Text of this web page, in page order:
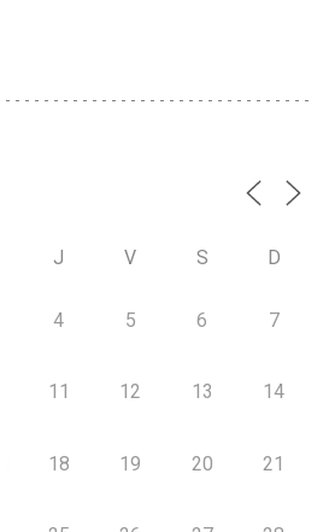
J V S D
4 5 6 7
11 12 13 14
18 19 20 21